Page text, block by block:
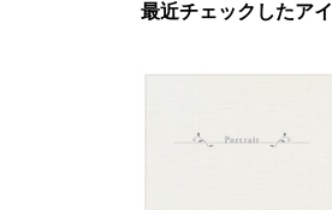
最近チェックしたア